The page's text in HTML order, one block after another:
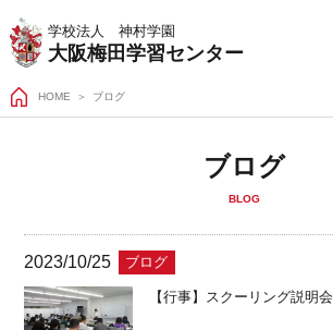
学校法人 神村学園
大阪梅田学習センター
HOME ブログ
ブログ
BLOG
2023/10/25 ブログ
【行事】スクーリング説明会